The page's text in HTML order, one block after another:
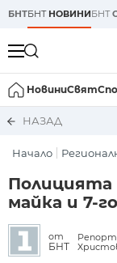
БНТБНТ НОВИНИБНТ
НовиниСвят
НАЗАД
Начало
Полицията
майка и 7-
от
БНТ